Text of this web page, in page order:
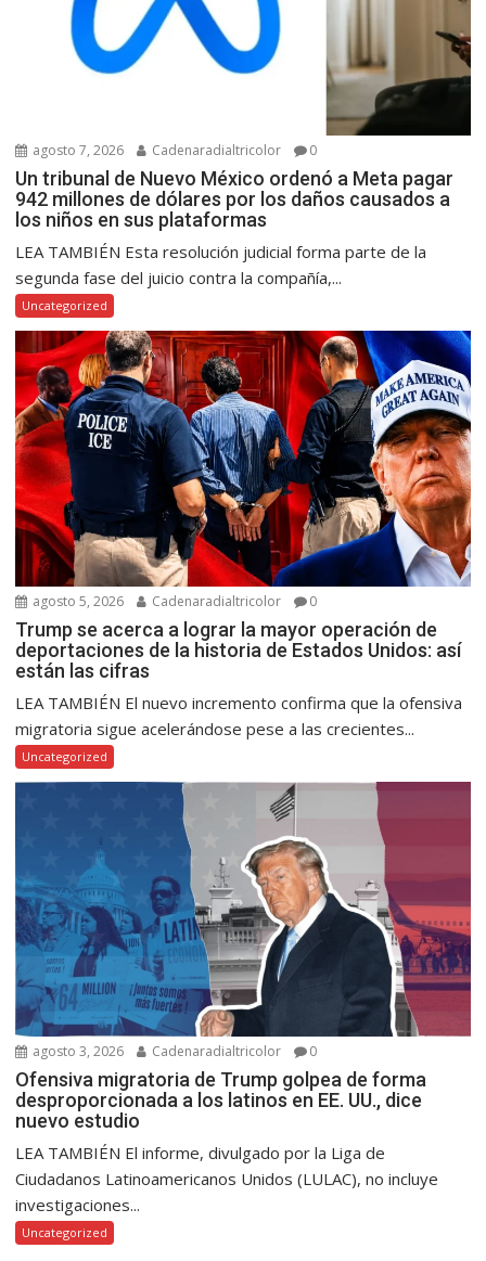
agosto 7, 2026 Cadenaradialtricolor 0
Un tribunal de Nuevo México ordenó a Meta pagar
942 millones de dólares por los daños causados a
los niños en sus plataformas
LEA TAMBIÉN Esta resolución judicial forma parte de la
segunda fase del juicio contra la compañía,...
Uncategorized
agosto 5, 2026 Cadenaradialtricolor 0
Trump se acerca a lograr la mayor operación de
deportaciones de la historia de Estados Unidos: así
están las cifras
LEA TAMBIÉN El nuevo incremento confirma que la ofensiva
migratoria sigue acelerándose pese a las crecientes...
Uncategorized
agosto 3, 2026 Cadenaradialtricolor 0
Ofensiva migratoria de Trump golpea de forma
desproporcionada a los latinos en EE. UU., dice
nuevo estudio
LEA TAMBIÉN El informe, divulgado por la Liga de
Ciudadanos Latinoamericanos Unidos (LULAC), no incluye
investigaciones...
Uncategorized